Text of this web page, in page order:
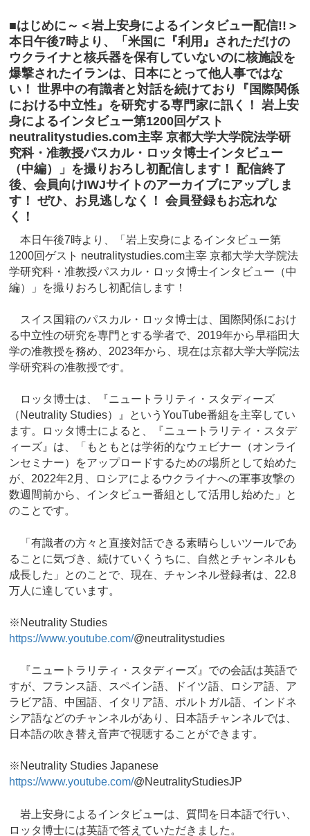
■はじめに～＜岩上安身によるインタビュー配信!!＞
本日午後7時より、「米国に『利用』されただけの
ウクライナと核兵器を保有していないのに核施設を
爆撃されたイランは、日本にとって他人事ではな
い！ 世界中の有識者と対話を続けており『国際関係
における中立性』を研究する専門家に訊く！ 岩上安
身によるインタビュー第1200回ゲスト
neutralitystudies.com主宰 京都大学大学院法学研
究科・准教授パスカル・ロッタ博士インタビュー
（中編）」を撮りおろし初配信します！ 配信終了
後、会員向けIWJサイトのアーカイブにアップしま
す！ ぜひ、お見逃しなく！ 会員登録もお忘れな
く！
本日午後7時より、「岩上安身によるインタビュー第
1200回ゲスト neutralitystudies.com主宰 京都大学大学院法
学研究科・准教授パスカル・ロッタ博士インタビュー（中
編）」を撮りおろし初配信します！
スイス国籍のパスカル・ロッタ博士は、国際関係におけ
る中立性の研究を専門とする学者で、2019年から早稲田大
学の准教授を務め、2023年から、現在は京都大学大学院法
学研究科の准教授です。
ロッタ博士は、『ニュートラリティ・スタディーズ
（Neutrality Studies）』というYouTube番組を主宰してい
ます。ロッタ博士によると、『ニュートラリティ・スタデ
ィーズ』は、「もともとは学術的なウェビナー（オンライ
ンセミナー）をアップロードするための場所として始めた
が、2022年2月、ロシアによるウクライナへの軍事攻撃の
数週間前から、インタビュー番組として活用し始めた」と
のことです。
「有識者の方々と直接対話できる素晴らしいツールであ
ることに気づき、続けていくうちに、自然とチャンネルも
成長した」とのことで、現在、チャンネル登録者は、22.8
万人に達しています。
※Neutrality Studies
https://www.youtube.com/@neutralitystudies
『ニュートラリティ・スタディーズ』での会話は英語で
すが、フランス語、スペイン語、ドイツ語、ロシア語、ア
ラビア語、中国語、イタリア語、ポルトガル語、インドネ
シア語などのチャンネルがあり、日本語チャンネルでは、
日本語の吹き替え音声で視聴することができます。
※Neutrality Studies Japanese
https://www.youtube.com/@NeutralityStudiesJP
岩上安身によるインタビューは、質問を日本語で行い、
ロッタ博士には英語で答えていただきました。